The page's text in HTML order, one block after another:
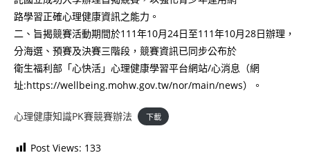
路學習正確心理健康資訊之能力。
二、旨揭競賽活動期間於111年10月24日至111年10月28日辦理，
分海選、預賽及決賽三階段，競賽資訊已同步公布於
衛生福利部「心快活」心理健康學習平台網站/心消息（網
址:https://wellbeing.mohw.gov.tw/nor/main/news）。
心理健康知識PK賽競賽辦法 下載
Post Views: 133